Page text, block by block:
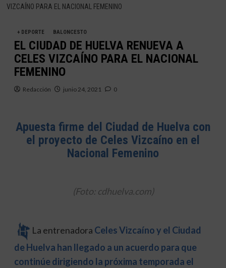
VIZCAÍNO PARA EL NACIONAL FEMENINO
+ DEPORTE BALONCESTO
EL CIUDAD DE HUELVA RENUEVA A
CELES VIZCAÍNO PARA EL NACIONAL
FEMENINO
Redacción junio 24, 2021 0
Apuesta firme del Ciudad de Huelva con
el proyecto de Celes Vizcaíno en el
Nacional Femenino
(Foto: cdhuelva.com)
La entrenadora Celes Vizcaíno y el Ciudad
de Huelva han llegado a un acuerdo para que
continúe dirigiendo la próxima temporada el